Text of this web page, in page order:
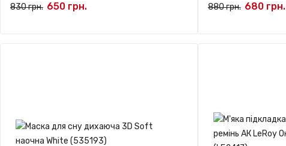
830 грн. 650 грн. 880 грн. 680 грн.